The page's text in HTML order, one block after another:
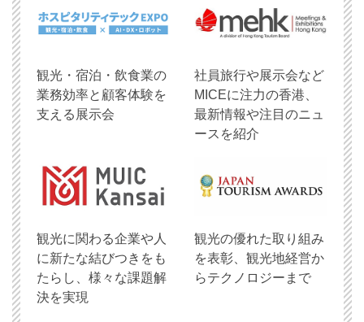
観光・宿泊・飲食業の
業務効率と顧客体験を
支える展示会
社員旅行や展示会など
MICEに注力の香港、
最新情報や注目のニュ
ースを紹介
観光に関わる企業や人
に新たな結びつきをも
たらし、様々な課題解
決を実現
観光の優れた取り組み
を表彰、観光地経営か
らテクノロジーまで